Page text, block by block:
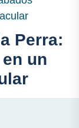
Perra:
un